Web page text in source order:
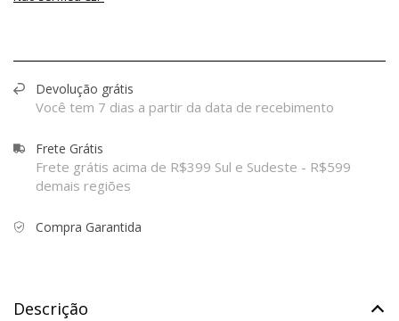
Devolução grátis
Você tem 7 dias a partir da data de recebimento
Frete Grátis
Frete grátis acima de R$399 Sul e Sudeste - R$599
demais regiões
Compra Garantida
Descrição